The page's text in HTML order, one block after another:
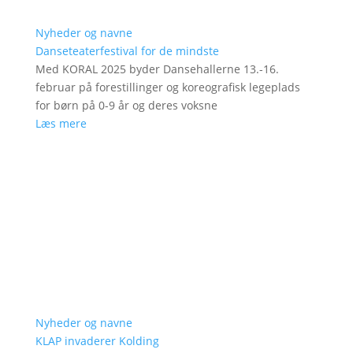
Nyheder og navne
Danseteaterfestival for de mindste
Med KORAL 2025 byder Dansehallerne 13.-16.
februar på forestillinger og koreografisk legeplads
for børn på 0-9 år og deres voksne
Læs mere
Nyheder og navne
KLAP invaderer Kolding